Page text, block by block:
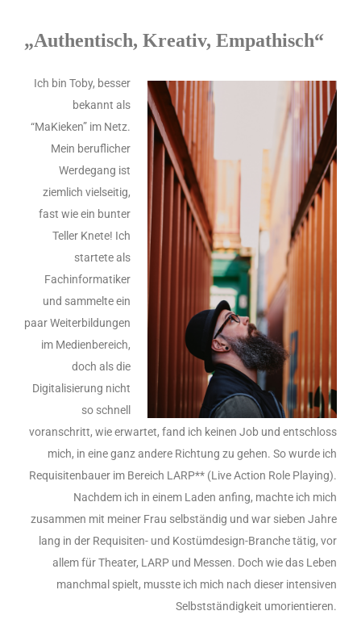
„Authentisch, Kreativ, Empathisch“
Ich bin Toby, besser
bekannt als
“MaKieken” im Netz.
Mein beruflicher
Werdegang ist
ziemlich vielseitig,
fast wie ein bunter
Teller Knete! Ich
startete als
Fachinformatiker
und sammelte ein
paar Weiterbildungen
im Medienbereich,
doch als die
Digitalisierung nicht
so schnell
voranschritt, wie erwartet, fand ich keinen Job und entschloss
mich, in eine ganz andere Richtung zu gehen. So wurde ich
Requisitenbauer im Bereich LARP** (Live Action Role Playing).
Nachdem ich in einem Laden anfing, machte ich mich
zusammen mit meiner Frau selbständig und war sieben Jahre
lang in der Requisiten- und Kostümdesign-Branche tätig, vor
allem für Theater, LARP und Messen. Doch wie das Leben
manchmal spielt, musste ich mich nach dieser intensiven
Selbstständigkeit umorientieren.